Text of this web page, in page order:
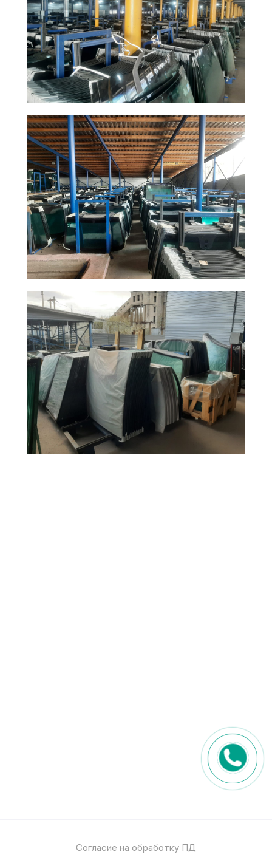
Согласие на обработку ПД